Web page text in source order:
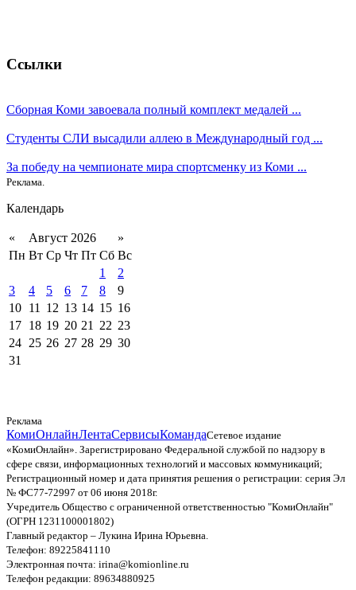
Ссылки
Сборная Коми завоевала полный комплект медалей ...
Студенты СЛИ высадили аллею в Международный год ...
За победу на чемпионате мира спортсменку из Коми ...
Реклама.
Календарь
« Август 2026
»
Пн Вт Ср Чт Пт Сб Вс
1
2
3
4 5 6 7 8
9
10 11 12 13 14 15 16
17 18 19 20 21 22 23
24 25 26 27 28 29 30
31
Реклама
КомиОнлайнЛентаСервисыКомандаСетевое издание
«КомиОнлайн». Зарегистрировано Федеральной службой по надзору в
сфере связи, информационных технологий и массовых коммуникаций;
Регистрационный номер и дата принятия решения о регистрации: серия Эл
№ ФС77-72997 от 06 июня 2018г.
Учредитель Общество с ограниченной ответственностью "КомиОнлайн"
(ОГРН 1231100001802)
Главный редактор – Лукина Ирина Юрьевна.
Телефон: 89225841110
Электронная почта: irina@komionline.ru
Телефон редакции: 89634880925